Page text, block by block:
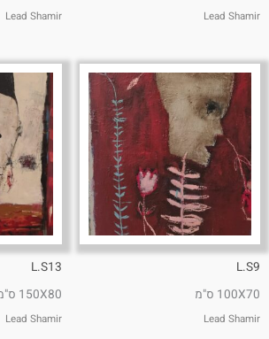
Lead Shamir
Lead Shamir
L.S9
100X70 ס"מ
Lead Shamir
L.S13
150X80 ס"מ
Lead Shamir